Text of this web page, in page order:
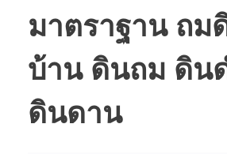
มาตราฐาน ถม
บ้าน ดินถม ดิน
ดินดาน